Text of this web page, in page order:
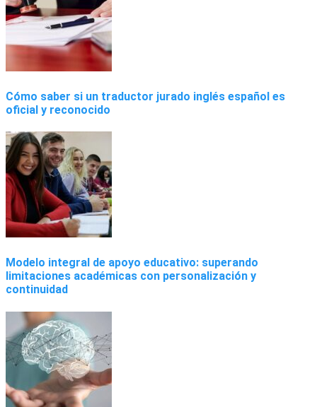
Cómo saber si un traductor jurado inglés español es
oficial y reconocido
Modelo integral de apoyo educativo: superando
limitaciones académicas con personalización y
continuidad